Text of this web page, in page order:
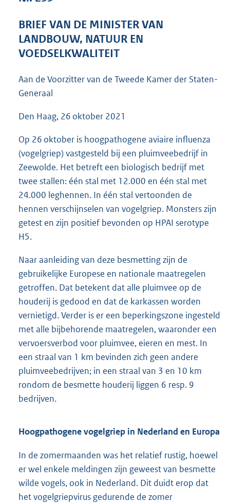
e
:
b
BRIEF VAN DE MINISTER VAN
LANDBOUW, NATUUR EN
VOEDSELKWALITEIT
Aan de Voorzitter van de Tweede Kamer der Staten-
Generaal
Den Haag, 26 oktober 2021
Op 26 oktober is hoogpathogene aviaire influenza
(vogelgriep) vastgesteld bij een pluimveebedrijf in
Zeewolde. Het betreft een biologisch bedrijf met
twee stallen: één stal met 12.000 en één stal met
24.000 leghennen. In één stal vertoonden de
hennen verschijnselen van vogelgriep. Monsters zijn
getest en zijn positief bevonden op HPAI serotype
H5.
Naar aanleiding van deze besmetting zijn de
gebruikelijke Europese en nationale maatregelen
getroffen. Dat betekent dat alle pluimvee op de
houderij is gedood en dat de karkassen worden
vernietigd. Verder is er een beperkingszone ingesteld
met alle bijbehorende maatregelen, waaronder een
vervoersverbod voor pluimvee, eieren en mest. In
een straal van 1 km bevinden zich geen andere
pluimveebedrijven; in een straal van 3 en 10 km
rondom de besmette houderij liggen 6 resp. 9
bedrijven.
Hoogpathogene vogelgriep in Nederland en Europa
In de zomermaanden was het relatief rustig, hoewel
er wel enkele meldingen zijn geweest van besmette
wilde vogels, ook in Nederland. Dit duidt erop dat
het vogelgriepvirus gedurende de zomer